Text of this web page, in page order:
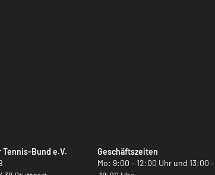
Bund e.V.
Geschäftszeiten
Mo: 9:00 – 12:00 Uhr und 13:00 –